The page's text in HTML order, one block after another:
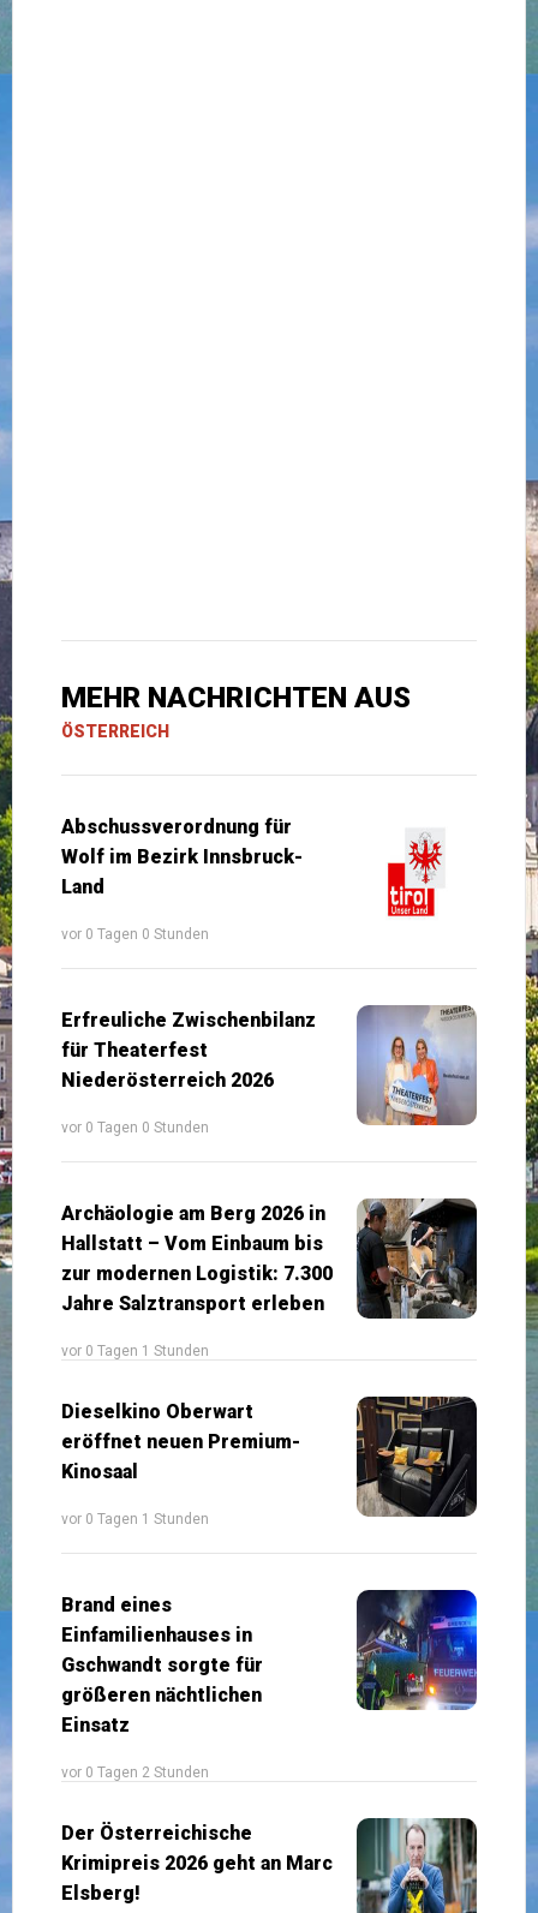
MEHR NACHRICHTEN AUS
ÖSTERREICH
Abschussverordnung für
Wolf im Bezirk Innsbruck-
Land
vor 0 Tagen 0 Stunden
Erfreuliche Zwischenbilanz
für Theaterfest
Niederösterreich 2026
vor 0 Tagen 0 Stunden
Archäologie am Berg 2026 in
Hallstatt – Vom Einbaum bis
zur modernen Logistik: 7.300
Jahre Salztransport erleben
vor 0 Tagen 1 Stunden
Dieselkino Oberwart
eröffnet neuen Premium-
Kinosaal
vor 0 Tagen 1 Stunden
Brand eines
Einfamilienhauses in
Gschwandt sorgte für
größeren nächtlichen
Einsatz
vor 0 Tagen 2 Stunden
Der Österreichische
Krimipreis 2026 geht an Marc
Elsberg!